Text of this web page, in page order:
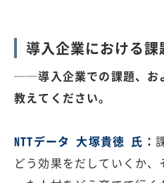
導入企業における
──導入企業での課題、お
教えてください。
NTTデータ 大塚貴徳 氏：
どう効果をだしていくか